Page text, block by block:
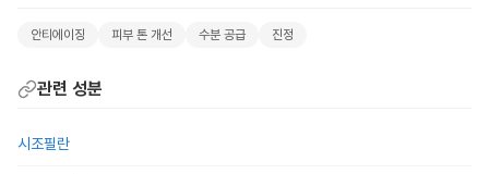
안티에이징 피부 톤 개선 수분 공급 진정
관련 성분
시조필란